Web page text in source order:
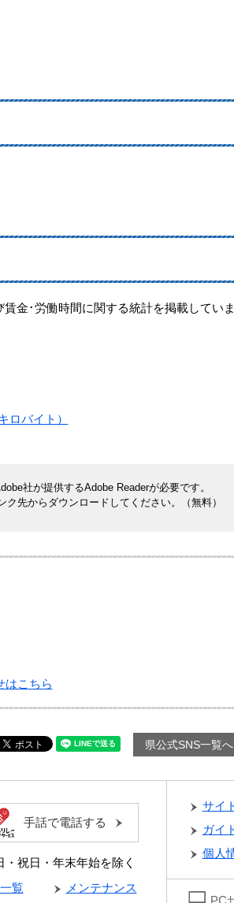
金･労働時間に関する統計を掲載してい
バイト）
社が提供するAdobe Readerが必要です。
先からダウンロードしてください。（無料）
はこちら
県公式SNS一覧へ
祝日・年末年始を除く
手話で電話する
覧 メンテナンス
サイ
ガイ
個人